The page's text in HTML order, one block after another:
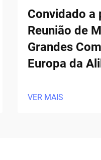
Convidado a
Reunião de
Grandes
Europa da
VER MAIS